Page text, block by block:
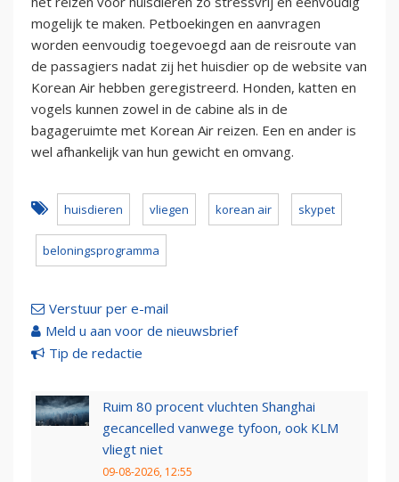
mogelijk te maken. Petboekingen en aanvragen
worden eenvoudig toegevoegd aan de reisroute van
de passagiers nadat zij het huisdier op de website van
Korean Air hebben geregistreerd. Honden, katten en
vogels kunnen zowel in de cabine als in de
bagageruimte met Korean Air reizen. Een en ander is
wel afhankelijk van hun gewicht en omvang.
huisdieren vliegen korean air skypet
beloningsprogramma
Verstuur per e-mail
Meld u aan voor de nieuwsbrief
Tip de redactie
Ruim 80 procent vluchten Shanghai
gecancelled vanwege tyfoon, ook KLM
vliegt niet
09-08-2026, 12:55